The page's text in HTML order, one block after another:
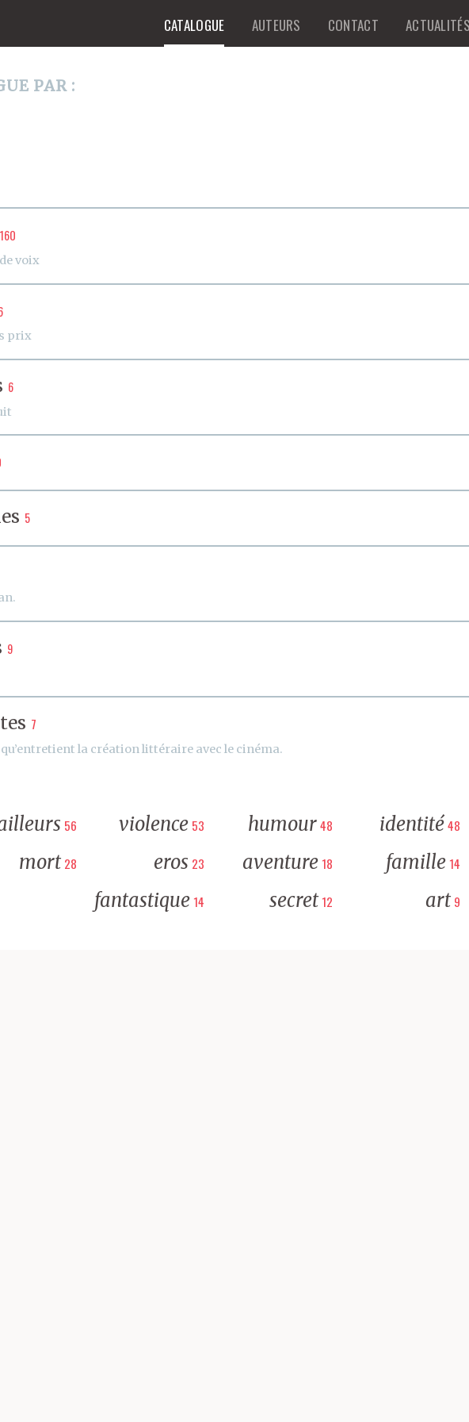
CATALOGUE AUTEURS CONTACT
PAR :
160
voix
prix
6
5
9
7
la création littéraire avec le cinéma.
56 violence 53 humour48 identité48
mort 28 eros 23 aventure 18 famille 14
fantastique 14 secret 12 art 9